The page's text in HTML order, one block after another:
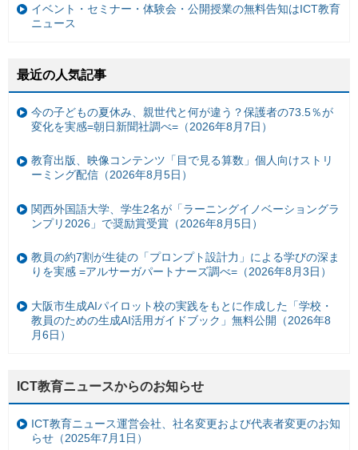
イベント・セミナー・体験会・公開授業の無料告知はICT教育
ニュース
最近の人気記事
今の子どもの夏休み、親世代と何が違う？保護者の73.5％が
変化を実感=朝日新聞社調べ=（2026年8月7日）
教育出版、映像コンテンツ「目で見る算数」個人向けストリ
ーミング配信（2026年8月5日）
関西外国語大学、学生2名が「ラーニングイノベーショングラ
ンプリ2026」で奨励賞受賞（2026年8月5日）
教員の約7割が生徒の「プロンプト設計力」による学びの深ま
りを実感 =アルサーガパートナーズ調べ=（2026年8月3日）
大阪市生成AIパイロット校の実践をもとに作成した「学校・
教員のための生成AI活用ガイドブック」無料公開（2026年8
月6日）
ICT教育ニュースからのお知らせ
ICT教育ニュース運営会社、社名変更および代表者変更のお知
らせ（2025年7月1日）